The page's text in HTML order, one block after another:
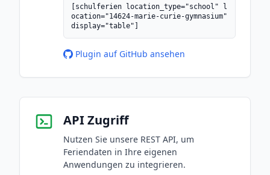
[schulferien location_type="school" l
ocation="14624-marie-curie-gymnasium"
display="table"]
Plugin auf GitHub ansehen
API Zugriff
Nutzen Sie unsere REST API, um
Feriendaten in Ihre eigenen
Anwendungen zu integrieren.